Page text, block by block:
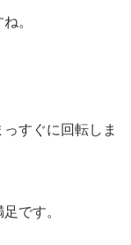
。
すぐに回転しま
です。